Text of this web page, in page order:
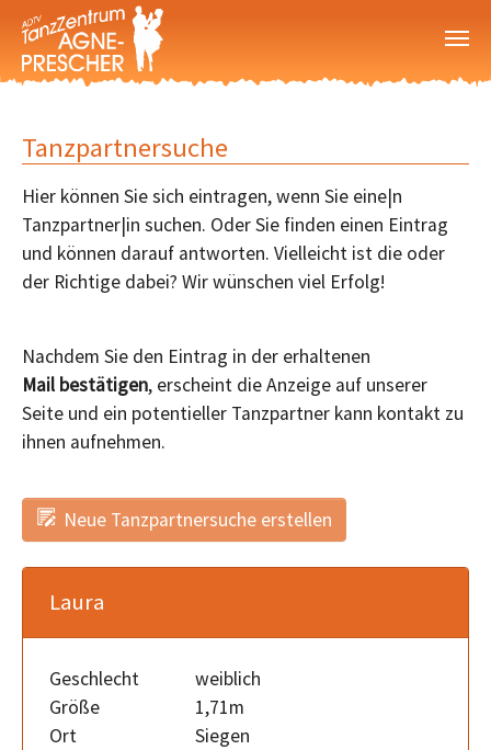
Zum Hauptinhalt springen
Tanzpartnersuche
Hier können Sie sich eintragen, wenn Sie eine|n
Tanzpartner|in suchen. Oder Sie finden einen Eintrag
und können darauf antworten. Vielleicht ist die oder
der Richtige dabei? Wir wünschen viel Erfolg!
Nachdem Sie den Eintrag in der erhaltenen
Mail bestätigen, erscheint die Anzeige auf unserer
Seite und ein potentieller Tanzpartner kann kontakt zu
ihnen aufnehmen.
Neue Tanzpartnersuche erstellen
Laura
Geschlecht
weiblich
Größe
1,71m
Ort
Siegen